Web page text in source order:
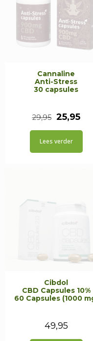
Cannaline
Anti-Stress
30 capsules
29,95
prijs
25,95
prijs
Lees verder
Cibdol
CBD Capsules 10%
60 Capsules (1000
49,95